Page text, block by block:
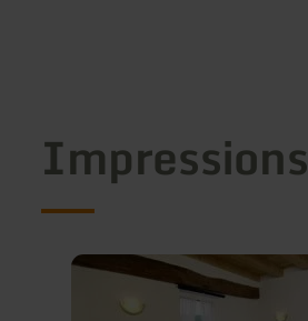
Impressions